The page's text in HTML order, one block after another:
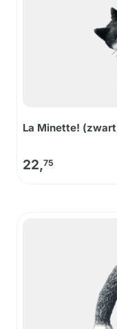
La Minette!
22,75